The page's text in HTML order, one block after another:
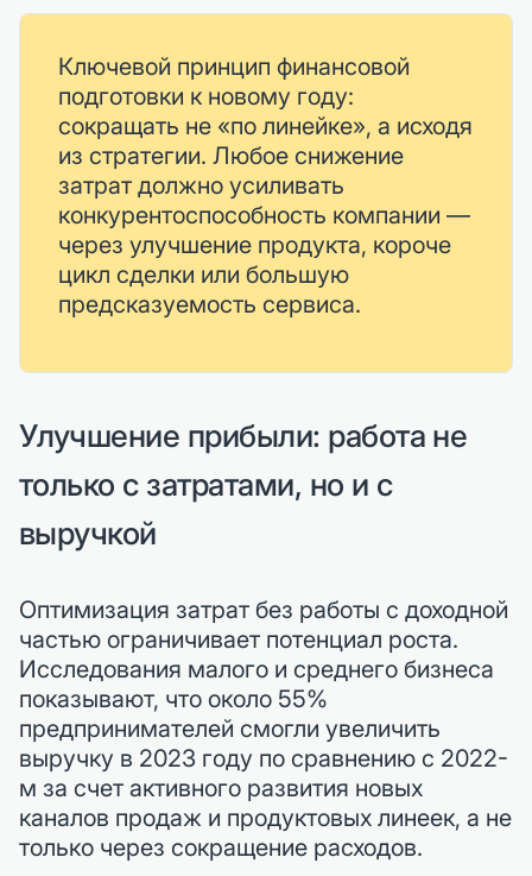
Ключевой принцип финансовой
подготовки к новому году:
сокращать не «по линейке», а исходя
из стратегии. Любое снижение
затрат должно усиливать
конкурентоспособность компании —
через улучшение продукта, короче
цикл сделки или большую
предсказуемость сервиса.
Улучшение прибыли: работа не
только с затратами, но и с
выручкой
Оптимизация затрат без работы с доходной
частью ограничивает потенциал роста.
Исследования малого и среднего бизнеса
показывают, что около 55%
предпринимателей смогли увеличить
выручку в 2023 году по сравнению с 2022-
м за счет активного развития новых
каналов продаж и продуктовых линеек, а не
только через сокращение расходов.